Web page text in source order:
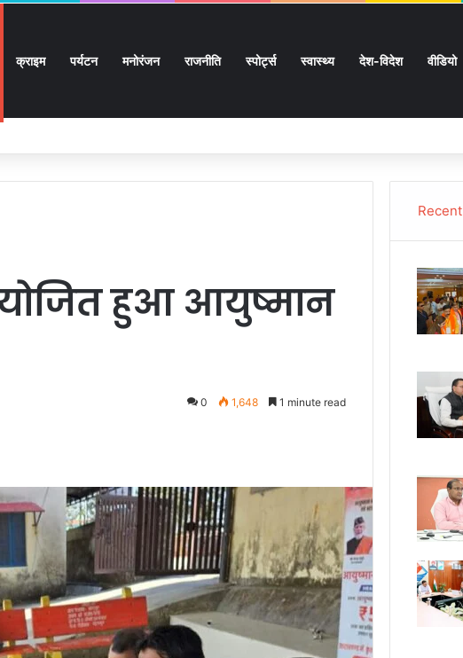
क्राइम पर्यटन मनोरंजन राजनीति स्पोर्ट्स स्वास्थ्य देश-विदेश वीडियो
87 हजार 17 पेंशन लाभार्थियों को 146 करोड़ 32 लाख की पेंशन राशि का किया भुगतान
हुआ आयुष्मान
0 1,648 1 minute read
Recent